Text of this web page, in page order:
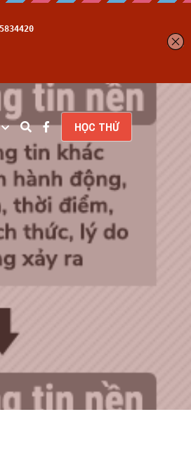
HỌC THỬ